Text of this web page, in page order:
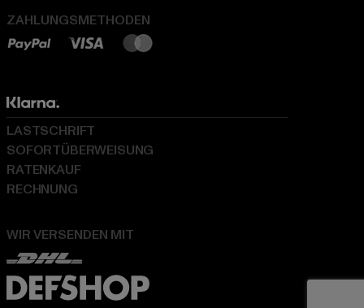
ZAHLUNGSMETHODEN
WIR VERSENDEN MIT
LASTSCHRIFT
SOFORTÜBERWEISUNG
RATENKAUF
RECHNUNG